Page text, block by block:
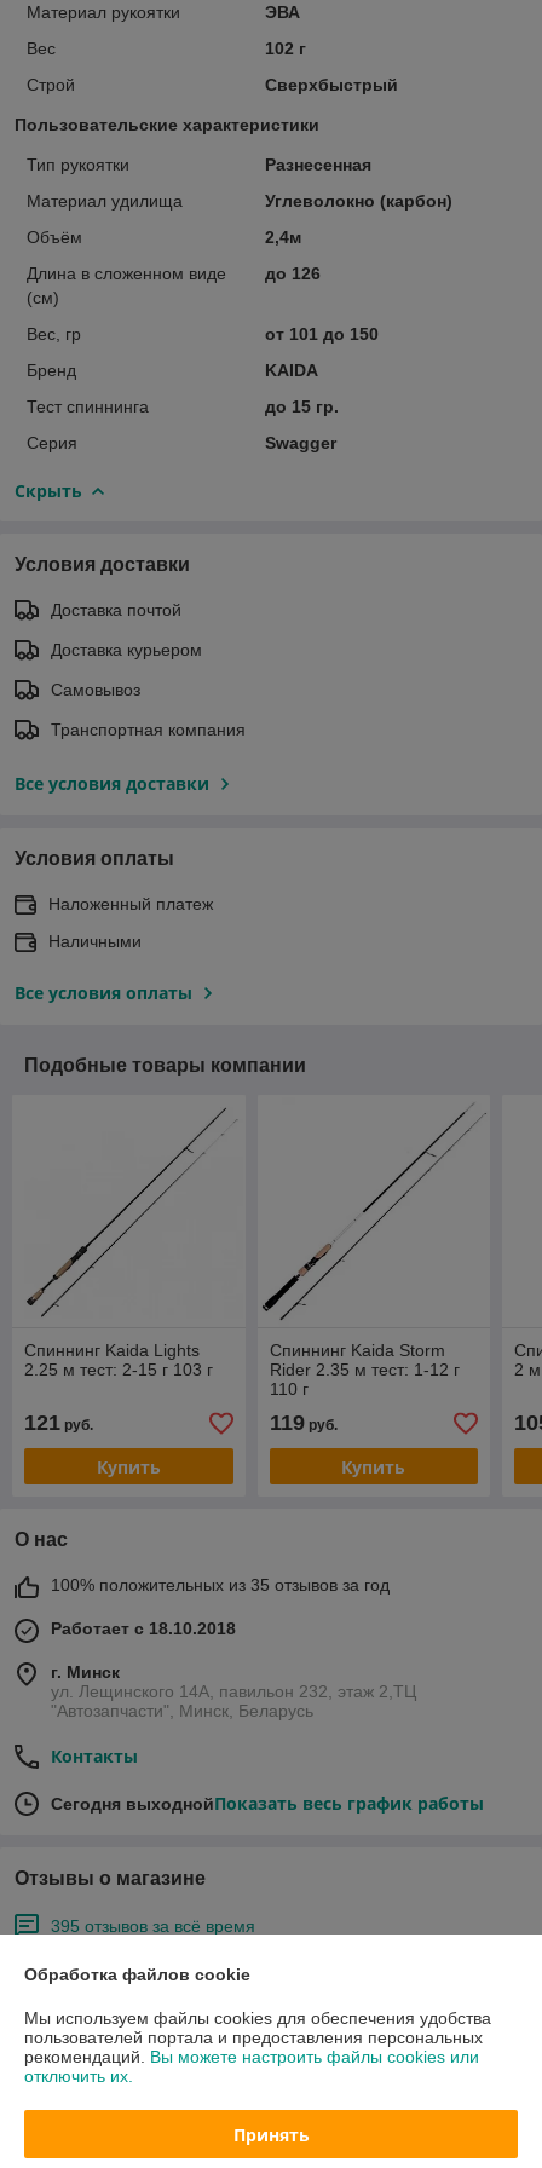
Материал рукоятки
ЭВА
Вес
102 г
Строй
Сверхбыстрый
Пользовательские характеристики
Тип рукоятки
Разнесенная
Материал удилища
Углеволокно (карбон)
Объём
2,4м
Длина в сложенном виде
(см)
до 126
Вес, гр
от 101 до 150
Бренд
KAIDA
Тест спиннинга
до 15 гр.
Серия
Swagger
Скрыть
Условия доставки
Доставка почтой
Доставка курьером
Самовывоз
Транспортная компания
Все условия доставки
Условия оплаты
Наложенный платеж
Наличными
Все условия оплаты
Подобные товары компании
Спиннинг Kaida Lights
2.25 м тест: 2-15 г 103 г
121 руб.
Купить
Спиннинг Kaida Storm
Rider 2.35 м тест: 1-12 г
110 г
119руб.
Купить
2 м
О нас
100% положительных из 35 отзывов за год
Работает с 18.10.2018
г. Минск
ул. Лещинского 14А, павильон 232, этаж 2,ТЦ
"Автозапчасти", Минск, Беларусь
Контакты
Сегодня выходнойПоказать весь график работы
Отзывы о магазине
395 отзывов за всё время
Покупатель
Отлично
Хорошие цены!
Очень плохо
Обработка файлов cookie
Мы используем файлы cookies для обеспечения удобства
пользователей портала и предоставления персональных
рекомендаций. Вы можете настроить файлы cookies или
отключить их.
Принять